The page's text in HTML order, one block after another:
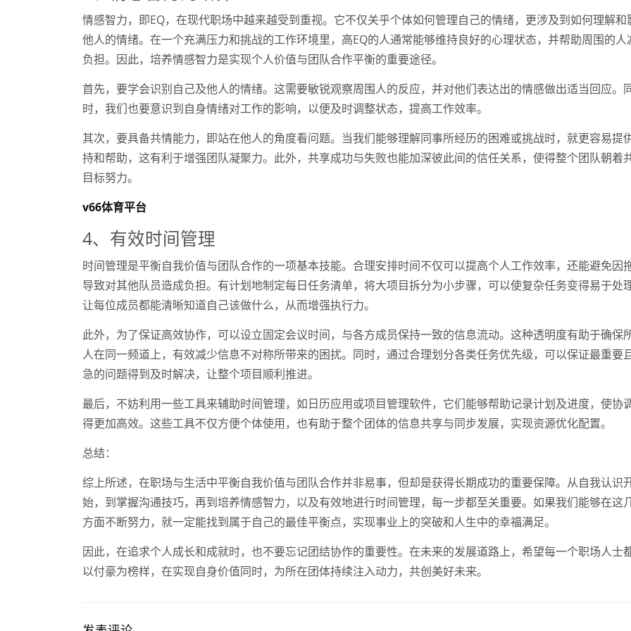
情感智力，即EQ，在现代职场中越来越受到重视。它不仅关乎个体如何管理自己的情绪，更涉及到如何理解和
他人的情绪。在一个充满压力和挑战的工作环境里，高EQ的人通常能够维持良好的心理状态，并帮助周围的人
负担。因此，培养情感智力是实现个人价值与团队合作平衡的重要途径。
首先，要学会识别自己及他人的情绪。这需要敏锐观察周围人的反应，并对他们表达出的情感做出适当回应。
时，我们也要意识到自身情绪对工作的影响，以便及时调整状态，提高工作效率。
其次，要具备共情能力，即站在他人的角度看问题。当我们能够理解同事所经历的困难或挑战时，就更容易提
持和帮助，这有利于增强团队凝聚力。此外，共享成功与失败也能加深彼此间的信任关系，使得整个团队朝着
目标努力。
v66体育平台
4、有效时间管理
时间管理是平衡自我价值与团队合作的一项基本技能。合理安排时间不仅可以提高个人工作效率，还能避免因
导致对其他队员造成负担。有计划地制定每日任务清单，将大项目拆分为小步骤，可以使复杂任务变得易于处
让每位成员都能清晰知道自己该做什么，从而增强执行力。
此外，为了保证高效协作，可以设立固定会议时间，与各方成员保持一致的信息流动。这种透明度有助于确保
人在同一频道上，有效减少信息不对称所带来的困扰。同时，通过合理划分各类任务优先级，可以保证最重要
急的问题得到及时解决，让整个项目顺利推进。
最后，不妨利用一些工具来辅助时间管理，如日历应用或项目管理软件，它们能够帮助记录计划及进度，使协
得更加高效。这些工具不仅方便个体使用，也有助于整个团体的信息共享与同步发展，实现资源优化配置。
总结：
综上所述，在职场与生活中平衡自我价值与团队合作并非易事，但却是获得长期成功的重要保障。从自我认识
始，到掌握沟通技巧，再到培养情感智力，以及有效地进行时间管理，每一步都至关重要。如果我们能够在这
方面不断努力，就一定能找到属于自己的最佳平衡点，实现事业上的突破和人生中的幸福满足。
因此，在追求个人成长和成就时，也不要忘记团结协作的重要性。在未来的发展道路上，希望每一个职场人士
以付豪为榜样，在实现自身价值同时，为所在团体持续注入动力，共创美好未来。